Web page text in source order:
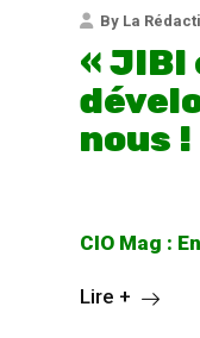
By La
« JIBI
nous
CIO Mag : En
Lire +